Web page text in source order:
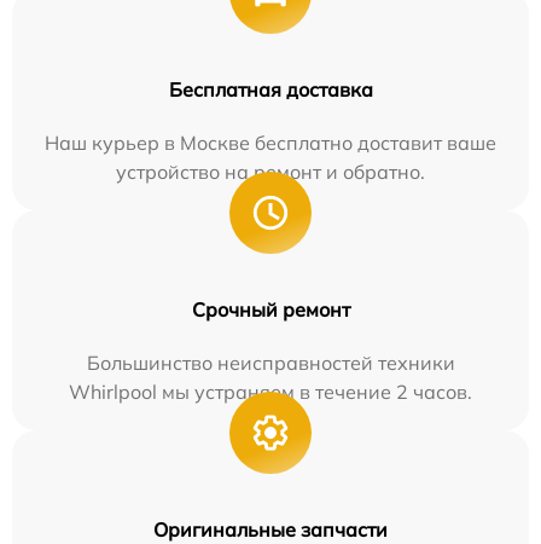
Бесплатная доставка
Наш курьер в Москве бесплатно доставит ваше
устройство на ремонт и обратно.
Срочный ремонт
Большинство неисправностей техники
Whirlpool мы устраняем в течение 2 часов.
Оригинальные запчасти